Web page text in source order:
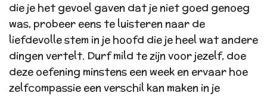
die je het gevoel gaven dat je niet goed genoeg
was, probeer eens te luisteren naar de
liefdevolle stem in je hoofd die je heel wat andere
dingen vertelt. Durf mild te zijn voor jezelf, doe
deze oefening minstens een week en ervaar hoe
zelfcompassie een verschil kan maken in je